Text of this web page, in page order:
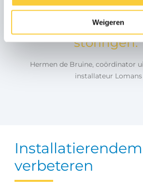
Weigeren
storingen."
Hermen de Bruine, coördinator
installateur Lomans
verbeteren